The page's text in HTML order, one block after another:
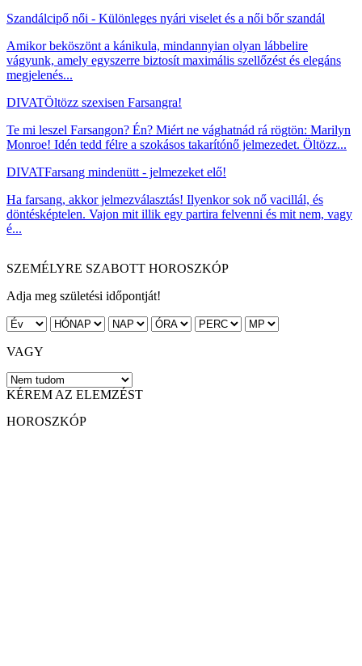
Szandálcipő női - Különleges nyári viselet és a női bőr szandál
Amikor beköszönt a kánikula, mindannyian olyan lábbelire
vágyunk, amely egyszerre biztosít maximális szellőzést és elegáns
megjelenés...
DIVATÖltözz szexisen Farsangra!
Te mi leszel Farsangon? Én? Miért ne vághatnád rá rögtön: Marilyn
Monroe! Idén tedd félre a szokásos takarítónő jelmezedet. Öltözz...
DIVATFarsang mindenütt - jelmezeket elő!
Ha farsang, akkor jelmezválasztás! Ilyenkor sok nő vacillál, és
döntésképtelen. Vajon mit illik egy partira felvenni és mit nem, vagy
é...
SZEMÉLYRE SZABOTT HOROSZKÓP
Adja meg születési időpontját!
VAGY
KÉREM AZ ELEMZÉST
HOROSZKÓP